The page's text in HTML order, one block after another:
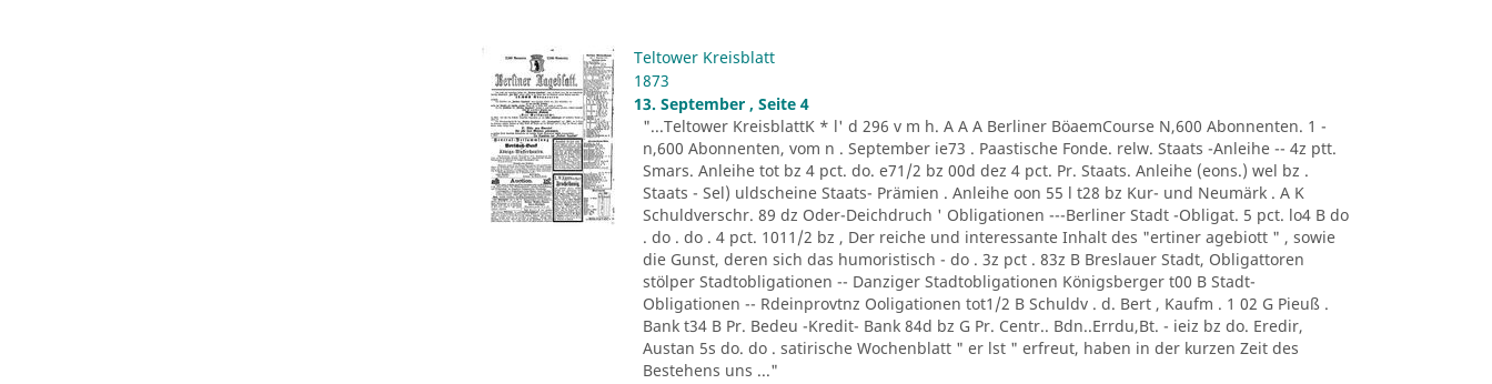
Teltower Kreisblatt
1873
13. September , Seite 4
"...Teltower KreisblattK * l' d 296 v m h. A A A Berliner BöaemCourse N,600 Abonnenten. 1 -
n,600 Abonnenten, vom n . September ie73 . Paastische Fonde. relw. Staats -Anleihe -- 4z ptt.
Smars. Anleihe tot bz 4 pct. do. e71/2 bz 00d dez 4 pct. Pr. Staats. Anleihe (eons.) wel bz .
Staats - Sel) uldscheine Staats- Prämien . Anleihe oon 55 l t28 bz Kur- und Neumärk . A K
Schuldverschr. 89 dz Oder-Deichdruch ' Obligationen ---Berliner Stadt -Obligat. 5 pct. lo4 B do
. do . do . 4 pct. 1011/2 bz , Der reiche und interessante Inhalt des "ertiner agebiott " , sowie
die Gunst, deren sich das humoristisch - do . 3z pct . 83z B Breslauer Stadt, Obligattoren
stölper Stadtobligationen -- Danziger Stadtobligationen Königsberger t00 B Stadt-
Obligationen -- Rdeinprovtnz Ooligationen tot1/2 B Schuldv . d. Bert , Kaufm . 1 02 G Pieuß .
Bank t34 B Pr. Bedeu -Kredit- Bank 84d bz G Pr. Centr.. Bdn..Errdu,Bt. - ieiz bz do. Eredir,
Austan 5s do. do . satirische Wochenblatt " er lst " erfreut, haben in der kurzen Zeit des
Bestehens uns ..."